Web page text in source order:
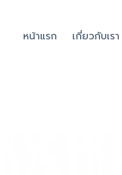
หน้าแรก เกี่ยวกับเรา